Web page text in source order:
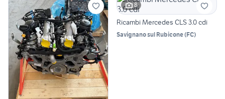
8
Ricambi Mercedes CLS 3.0 cdi
Savignano sul Rubicone(FC)